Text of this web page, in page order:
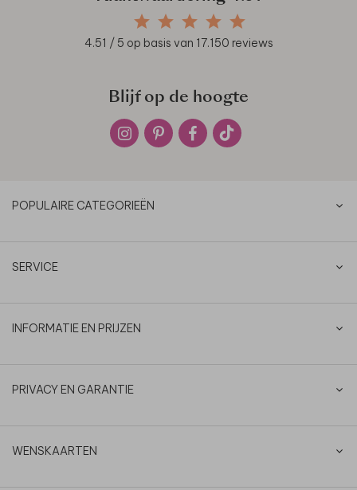
4.51 / 5 op basis van 17.150 reviews
Blijf op de hoogte
POPULAIRE CATEGORIEËN
SERVICE
INFORMATIE EN PRIJZEN
PRIVACY EN GARANTIE
WENSKAARTEN